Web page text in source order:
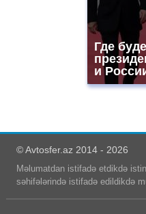
Где
и
© Avtosfer.az 2014 - 2026
Məlumatdan istifadə etdikdə
səhifələrində istifadə edildikdə